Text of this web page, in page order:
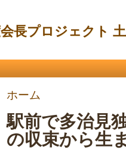
ン
動
長プロジェクト
現在地
ホーム
駅前で多治見
の収束から生